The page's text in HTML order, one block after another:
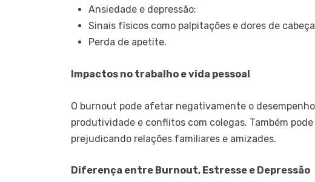
Ansiedade e depressão;
Sinais físicos como palpitações e dores de
Perda de apetite.
Impactos no trabalho e vida pessoal
O burnout pode afetar negativamente o
produtividade e conflitos com colegas. Também
prejudicando relações familiares e amizades.
Diferença entre Burnout, Estresse e Depressão